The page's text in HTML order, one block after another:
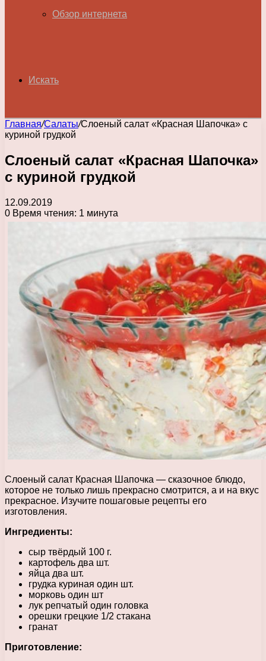
Обзор интернета
Искать
Главная/Салаты/Слоеный салат «Красная Шапочка» с
куриной грудкой
Слоеный салат «Красная Шапочка»
с куриной грудкой
12.09.2019
0 Время чтения: 1 минута
Слоеный салат Красная Шапочка — сказочное блюдо,
которое не только лишь прекрасно смотрится, а и на вкус
прекрасное. Изучите пошаговые рецепты его
изготовления.
Ингредиенты:
сыр твёрдый 100 г.
картофель два шт.
яйца два шт.
грудка куриная один шт.
морковь один шт
лук репчатый один головка
орешки грецкие 1/2 стакана
гранат
Приготовление: